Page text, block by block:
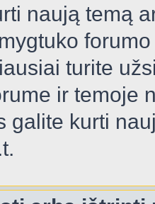
naują temą
turite
ir temoje
galite kurti